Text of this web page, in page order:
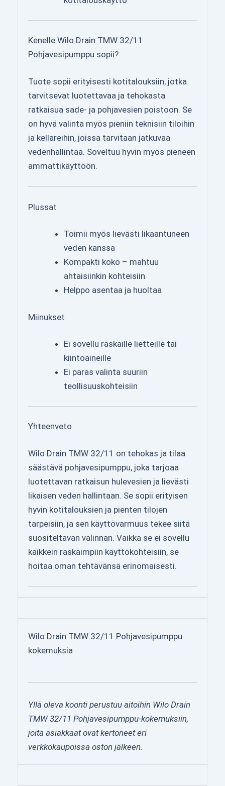
Kenelle Wilo Drain TMW 32/11
Pohjavesipumppu sopii?
Tuote sopii erityisesti kotitalouksiin, jotka
tarvitsevat luotettavaa ja tehokasta
ratkaisua sade- ja pohjavesien poistoon. Se
on hyvä valinta myös pieniin teknisiin tiloihin
ja kellareihin, joissa tarvitaan jatkuvaa
vedenhallintaa. Soveltuu hyvin myös pieneen
ammattikäyttöön.
Plussat
Toimii myös lievästi likaantuneen
veden kanssa
Kompakti koko – mahtuu
ahtaisiinkin kohteisiin
Helppo asentaa ja huoltaa
Miinukset
Ei sovellu raskaille lietteille tai
kiintoaineille
Ei paras valinta suuriin
teollisuuskohteisiin
Yhteenveto
Wilo Drain TMW 32/11 on tehokas ja tilaa
säästävä pohjavesipumppu, joka tarjoaa
luotettavan ratkaisun hulevesien ja lievästi
likaisen veden hallintaan. Se sopii erityisen
hyvin kotitalouksien ja pienten tilojen
tarpeisiin, ja sen käyttövarmuus tekee siitä
suositeltavan valinnan. Vaikka se ei sovellu
kaikkein raskaimpiin käyttökohteisiin, se
hoitaa oman tehtävänsä erinomaisesti.
Wilo Drain TMW 32/11 Pohjavesipumppu
kokemuksia
Yllä oleva koonti perustuu aitoihin Wilo Drain
TMW 32/11 Pohjavesipumppu-kokemuksiin,
joita asiakkaat ovat kertoneet eri
verkkokaupoissa oston jälkeen.